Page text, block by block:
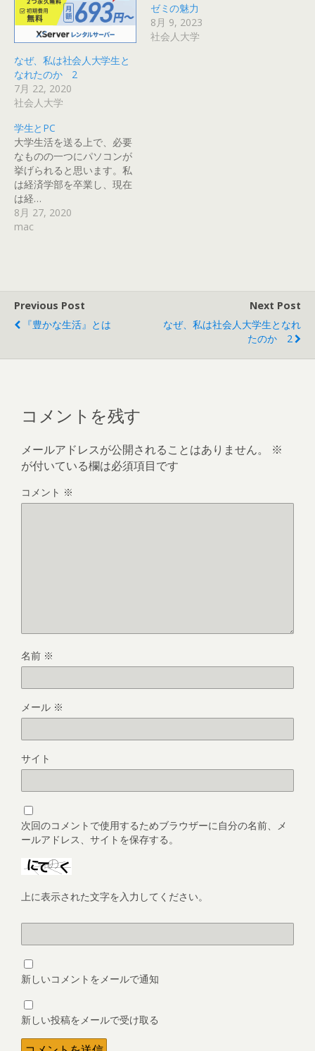
なぜ、私は社会人大学生と
なれたのか 2
7月 22, 2020
社会人大学
ゼミの魅力
8月 9, 2023
社会人大学
学生とPC
大学生活を送る上で、必要
なものの一つにパソコンが
挙げられると思います。私
は経済学部を卒業し、現在
は経…
8月 27, 2020
mac
Previous Post
『豊かな生活』とは
Next Post
なぜ、私は社会人大学生となれ
たのか 2
コメントを残す
メールアドレスが公開されることはありません。
※
が付いている欄は必須項目です
コメント ※
名前 ※
メール ※
サイト
次回のコメントで使用するためブラウザーに自分の名前、メ
ールアドレス、サイトを保存する。
上に表示された文字を入力してください。
新しいコメントをメールで通知
新しい投稿をメールで受け取る